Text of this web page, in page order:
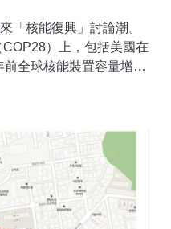
「核能復興」討論潮。
）上，包括美國在
全球核能裝置容量增加
樣的願景究竟建立在什
能未來的關鍵因素。曾
、國防部副部長，也是
的約翰．杜奇（John
來核能部署涉及的非經
Involved in Future